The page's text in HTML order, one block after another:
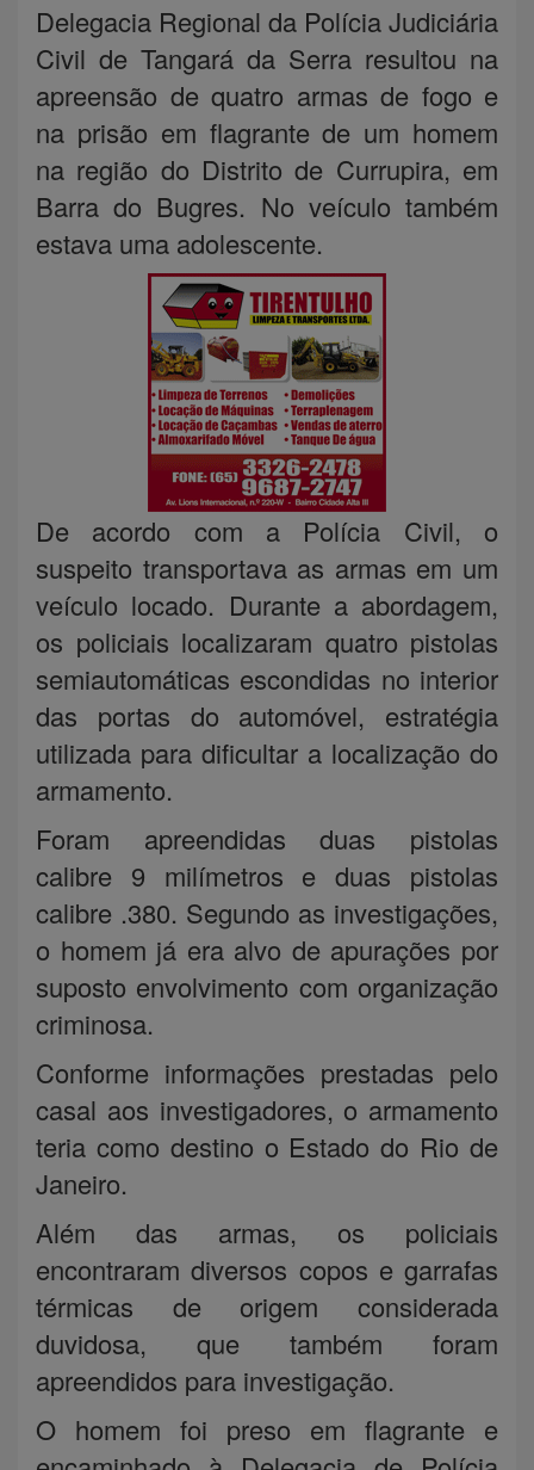
Delegacia Regional da Polícia Judiciária
Civil de Tangará da Serra resultou na
apreensão de quatro armas de fogo e
na prisão em flagrante de um homem
na região do Distrito de Currupira, em
Barra do Bugres. No veículo também
estava uma adolescente.
De acordo com a Polícia Civil, o
suspeito transportava as armas em um
veículo locado. Durante a abordagem,
os policiais localizaram quatro pistolas
semiautomáticas escondidas no interior
das portas do automóvel, estratégia
utilizada para dificultar a localização do
armamento.
Foram apreendidas duas pistolas
calibre 9 milímetros e duas pistolas
calibre .380. Segundo as investigações,
o homem já era alvo de apurações por
suposto envolvimento com organização
criminosa.
Conforme informações prestadas pelo
casal aos investigadores, o armamento
teria como destino o Estado do Rio de
Janeiro.
Além das armas, os policiais
encontraram diversos copos e garrafas
térmicas de origem considerada
duvidosa, que também foram
apreendidos para investigação.
O homem foi preso em flagrante e